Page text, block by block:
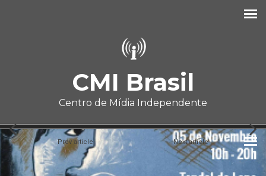
CMI Brasil
Centro de Mídia Independente
Prev article Next article